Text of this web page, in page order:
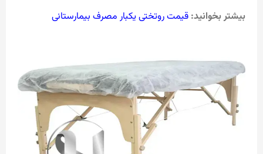
بیشتر بخوانید: قیمت روتختی یکبار مصرف بیمارستانی